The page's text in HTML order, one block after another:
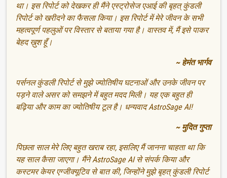
था। इस रिपोर्ट को देखकर ही मैंने एस्ट्रोसेज एआई की बृहत् कुंडली
रिपोर्ट को खरीदने का फैसला किया। इस रिपोर्ट में मेरे जीवन के सभी
महत्वपूर्ण पहलुओं पर विस्तार से बताया गया है। वास्तव में, मैं इसे पाकर
बेहद ख़ुश हूँ।
~ हेमंत भार्गव
पर्सनल कुंडली रिपोर्ट से मुझे ज्योतिषीय घटनाओं और उनके जीवन पर
पड़ने वाले असर को समझने में बहुत मदद मिली। यह एक बहुत ही
बढ़िया और काम का ज्योतिषीय टूल है। धन्यवाद AstroSage AI!
~ मुदित गुप्ता
पिछला साल मेरे लिए बहुत खराब रहा, इसलिए मैं जानना चाहता था कि
यह साल कैसा जाएगा। मैंने AstroSage AI से संपर्क किया और
कस्टमर केयर एग्जीक्यूटिव से बात की, जिन्होंने मुझे बृहत् कुंडली रिपोर्ट